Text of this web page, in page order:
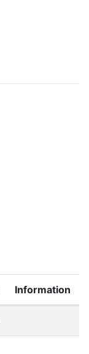
Information